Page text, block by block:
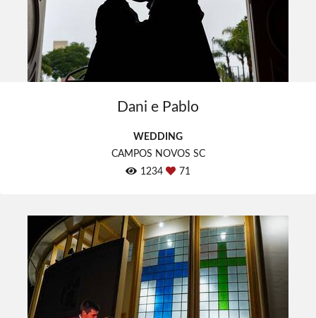
Dani e Pablo
WEDDING
CAMPOS NOVOS SC
1234
71